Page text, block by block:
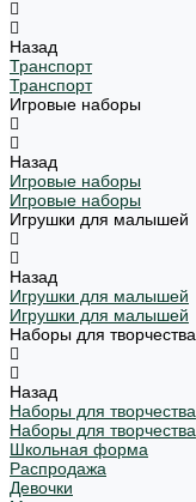
Назад
Транспорт
Транспорт
Игровые наборы
Назад
Игровые наборы
Игровые наборы
Игрушки для малышей
Назад
Игрушки для малышей
Игрушки для малышей
Наборы для творчества
Назад
Наборы для творчества
Наборы для творчества
Школьная форма
Распродажа
Девочки